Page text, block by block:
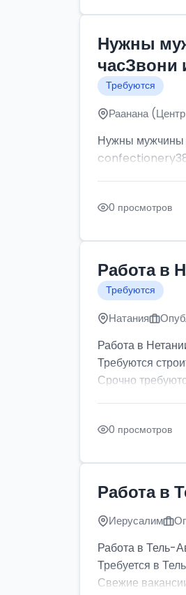
Нужны
Требуются
Раанана
Нужны мужчины
0 просмотров
Работа в
Требуются
Натания
Работа в
Требуются
Срочно
0 просмотров
Работа в
Иерусалим
Работа в Тель-
Требуется в
Свежие